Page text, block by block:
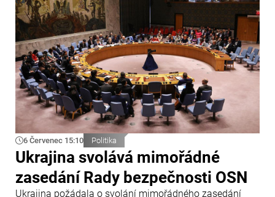
6 Červenec 15:10 Politika
Ukrajina svolává mimořádné
zasedání Rady bezpečnosti OSN
Ukrajina požádala o svolání mimořádného zasedání